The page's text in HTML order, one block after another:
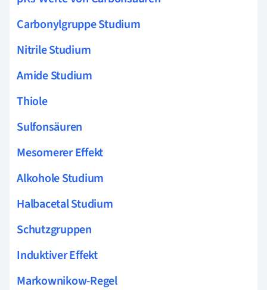
Carbonylgruppe Studium
Nitrile Studium
Amide Studium
Thiole
Sulfonsäuren
Mesomerer Effekt
Alkohole Studium
Halbacetal Studium
Schutzgruppen
Induktiver Effekt
Markownikow-Regel